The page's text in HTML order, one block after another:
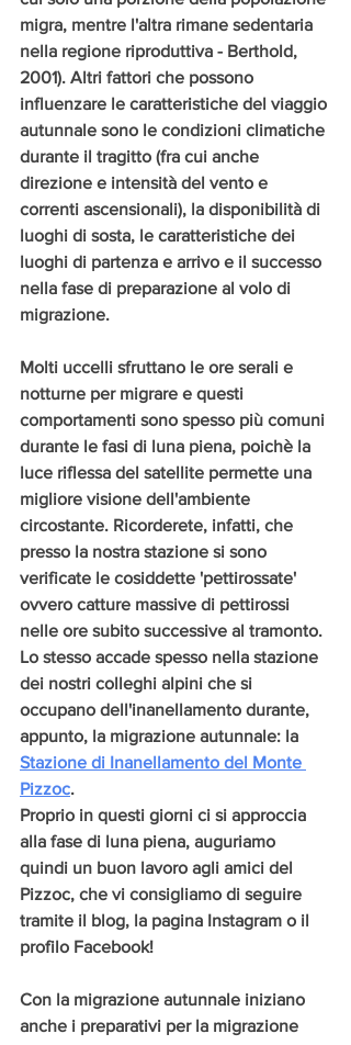
migra, mentre l'altra rimane sedentaria
nella regione riproduttiva - Berthold,
2001). Altri fattori che possono
influenzare le caratteristiche del viaggio
autunnale sono le condizioni climatiche
durante il tragitto (fra cui anche
direzione e intensità del vento e
correnti ascensionali), la disponibilità di
luoghi di sosta, le caratteristiche dei
luoghi di partenza e arrivo e il successo
nella fase di preparazione al volo di
migrazione.
Molti uccelli sfruttano le ore serali e
notturne per migrare e questi
comportamenti sono spesso più comuni
durante le fasi di luna piena, poichè la
luce riflessa del satellite permette una
migliore visione dell'ambiente
circostante. Ricorderete, infatti, che
presso la nostra stazione si sono
verificate le cosiddette 'pettirossate'
ovvero catture massive di pettirossi
nelle ore subito successive al tramonto.
Lo stesso accade spesso nella stazione
dei nostri colleghi alpini che si
occupano dell'inanellamento durante,
appunto, la migrazione autunnale: la
Stazione di Inanellamento del Monte
Pizzoc.
Proprio in questi giorni ci si approccia
alla fase di luna piena, auguriamo
quindi un buon lavoro agli amici del
Pizzoc, che vi consigliamo di seguire
tramite il blog, la pagina Instagram o il
profilo Facebook!
Con la migrazione autunnale iniziano
anche i preparativi per la migrazione